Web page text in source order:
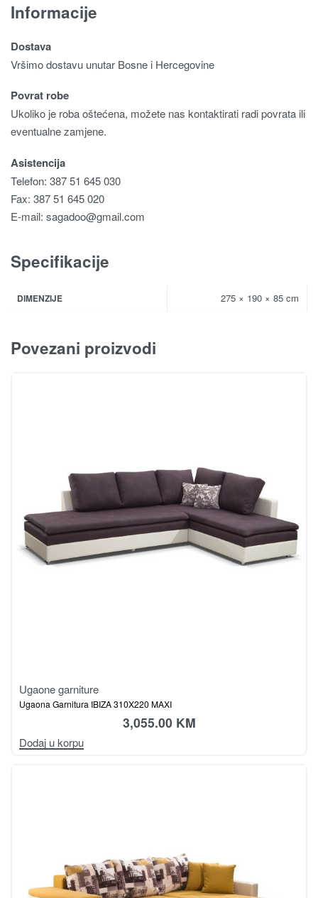
Informacije
Dostava
Vršimo dostavu unutar Bosne i Hercegovine
Povrat robe
Ukoliko je roba oštećena, možete nas kontaktirati radi povrata ili
eventualne zamjene.
Asistencija
Telefon: 387 51 645 030
Fax: 387 51 645 020
E-mail: sagadoo@gmail.com
Specifikacije
DIMENZIJE 275 × 190 × 85 cm
Povezani proizvodi
Ugaone garniture
Ugaona Garnitura IBIZA 310X220 MAXI
3,055.00 KM
Dodaj u korpu